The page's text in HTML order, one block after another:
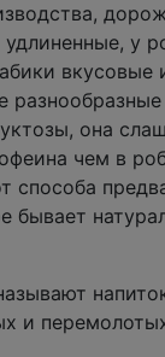
у
вкусовые
она
чем в
способа
бывает
и